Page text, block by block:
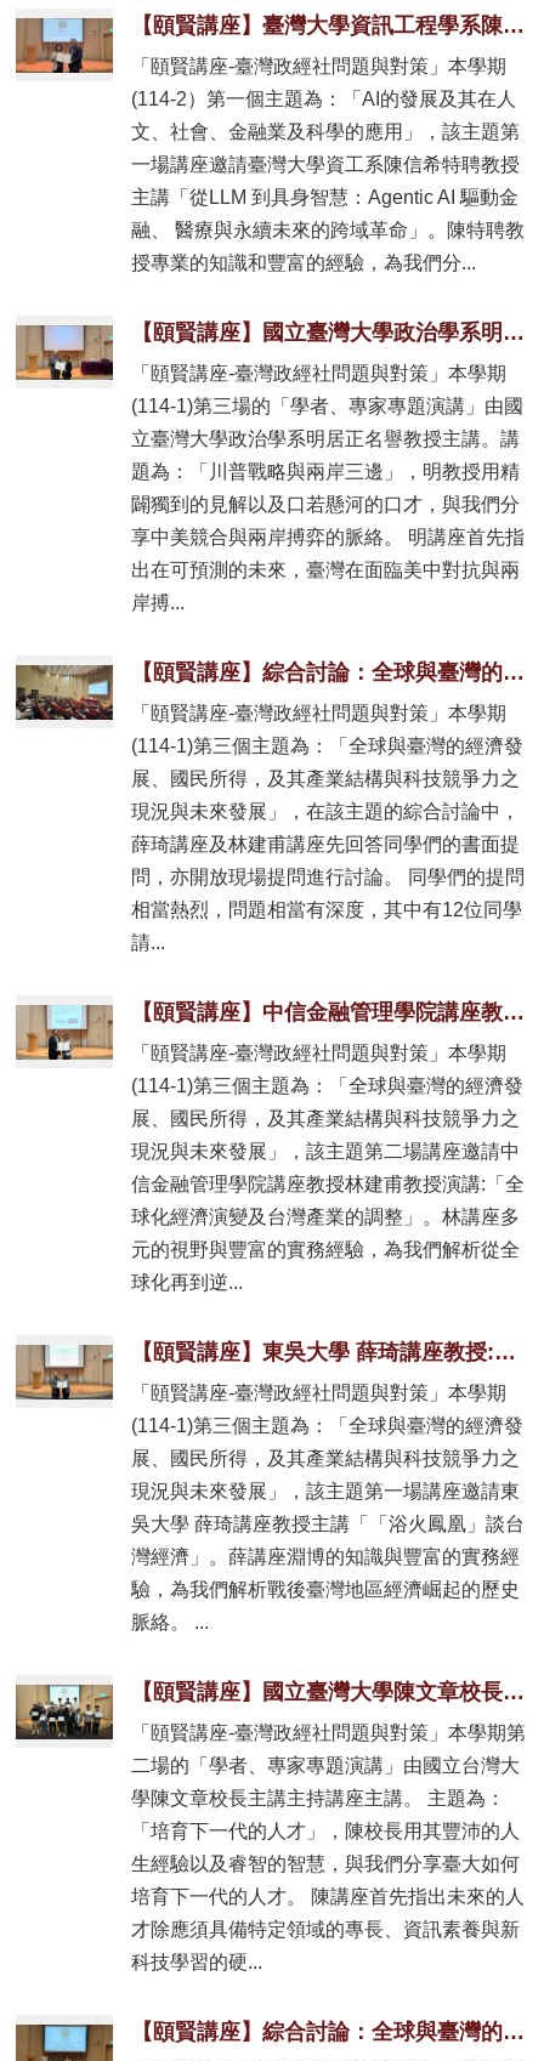
【頤賢講座】臺灣大學資訊工程學系陳信希特聘教授: 「從LLM 到具身智慧：Agentic AI 驅動金融、 醫療與永續未來的跨域革命」-2026.02.26
「頤賢講座-臺灣政經社問題與對策」本學期
(114-2）第一個主題為：「AI的發展及其在人
文、社會、金融業及科學的應用」，該主題第
一場講座邀請臺灣大學資工系陳信希特聘教授
主講「從LLM 到具身智慧：Agentic AI 驅動金
融、 醫療與永續未來的跨域革命」。陳特聘教
授專業的知識和豐富的經驗，為我們分...
【頤賢講座】國立臺灣大學政治學系明居正名譽教授: 「川普新政與美中台關係」-2025.12.11
「頤賢講座-臺灣政經社問題與對策」本學期
(114-1)第三場的「學者、專家專題演講」由國
立臺灣大學政治學系明居正名譽教授主講。講
題為：「川普戰略與兩岸三邊」，明教授用精
闢獨到的見解以及口若懸河的口才，與我們分
享中美競合與兩岸搏弈的脈絡。 明講座首先指
出在可預測的未來，臺灣在面臨美中對抗與兩
岸搏...
【頤賢講座】綜合討論：全球與臺灣的經濟發展、國民所得，及其產業結構與科技競爭力之現況與未來發展-2025.12.04
「頤賢講座-臺灣政經社問題與對策」本學期
(114-1)第三個主題為：「全球與臺灣的經濟發
展、國民所得，及其產業結構與科技競爭力之
現況與未來發展」，在該主題的綜合討論中，
薛琦講座及林建甫講座先回答同學們的書面提
問，亦開放現場提問進行討論。 同學們的提問
相當熱烈，問題相當有深度，其中有12位同學
請...
【頤賢講座】中信金融管理學院講座教授林建甫講座教授: 「全球化經濟演變及台灣產業的調整」-2025.11.27
「頤賢講座-臺灣政經社問題與對策」本學期
(114-1)第三個主題為：「全球與臺灣的經濟發
展、國民所得，及其產業結構與科技競爭力之
現況與未來發展」，該主題第二場講座邀請中
信金融管理學院講座教授林建甫教授演講:「全
球化經濟演變及台灣產業的調整」。林講座多
元的視野與豐富的實務經驗，為我們解析從全
球化再到逆...
【頤賢講座】東吳大學 薛琦講座教授:「「浴火鳳凰」談台灣經濟」-2025.11.20
「頤賢講座-臺灣政經社問題與對策」本學期
(114-1)第三個主題為：「全球與臺灣的經濟發
展、國民所得，及其產業結構與科技競爭力之
現況與未來發展」，該主題第一場講座邀請東
吳大學 薛琦講座教授主講「「浴火鳳凰」談台
灣經濟」。薛講座淵博的知識與豐富的實務經
驗，為我們解析戰後臺灣地區經濟崛起的歷史
脈絡。 ...
【頤賢講座】國立臺灣大學陳文章校長: 「培育下一代的人才」-2025.11.13
「頤賢講座-臺灣政經社問題與對策」本學期第
二場的「學者、專家專題演講」由國立台灣大
學陳文章校長主講主持講座主講。 主題為：
「培育下一代的人才」，陳校長用其豐沛的人
生經驗以及睿智的智慧，與我們分享臺大如何
培育下一代的人才。 陳講座首先指出未來的人
才除應須具備特定領域的專長、資訊素養與新
科技學習的硬...
【頤賢講座】綜合討論：全球與臺灣的人口紅利、人口結構的變遷，少子化、高齡化問題及其對經濟、社會的影響與對策-2025.11.06